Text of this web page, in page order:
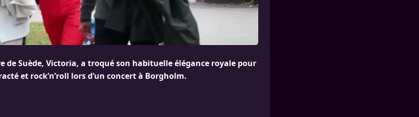
de Suède, Victoria, a troqué son habituelle élégance royale pour
et rock’n’roll lors d’un concert à Borgholm.